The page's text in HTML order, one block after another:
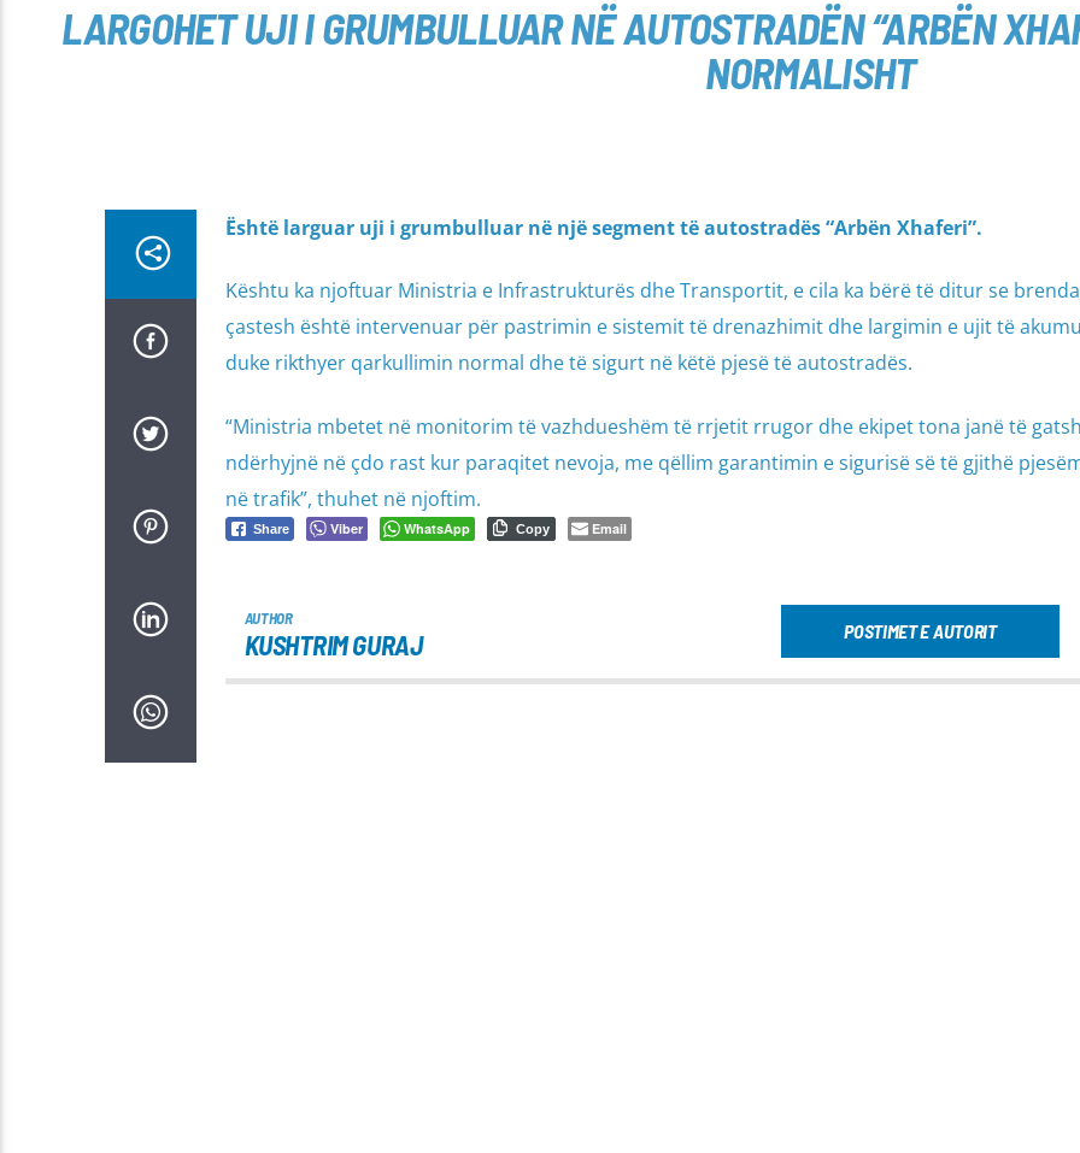
LARGOHET UJI I GRUMBULLUAR NË AUTOSTRADËN “ARBËN
NORMALISHT
Është larguar uji i grumbulluar në një segment të autostradës “Arbën Xhaferi”.
Kështu ka njoftuar Ministria e Infrastrukturës dhe Transportit, e cila ka bërë të ditur se
çastesh është intervenuar për pastrimin e sistemit të drenazhimit dhe largimin e ujit të
duke rikthyer qarkullimin normal dhe të sigurt në këtë pjesë të autostradës.
“Ministria mbetet në monitorim të vazhdueshëm të rrjetit rrugor dhe ekipet tona janë të
ndërhyjnë në çdo rast kur paraqitet nevoja, me qëllim garantimin e sigurisë së të gjithë
në trafik”, thuhet në njoftim.
Share Viber WhatsApp Copy Email
AUTHOR
KUSHTRIM GURAJ POSTIMET E AUTORIT